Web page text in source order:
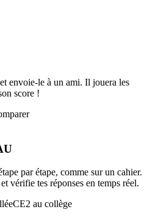
envoie-le à un ami. Il jouera les
score !
par étape, comme sur un cahier.
vérifie tes réponses en temps réel.
CE2 au collège